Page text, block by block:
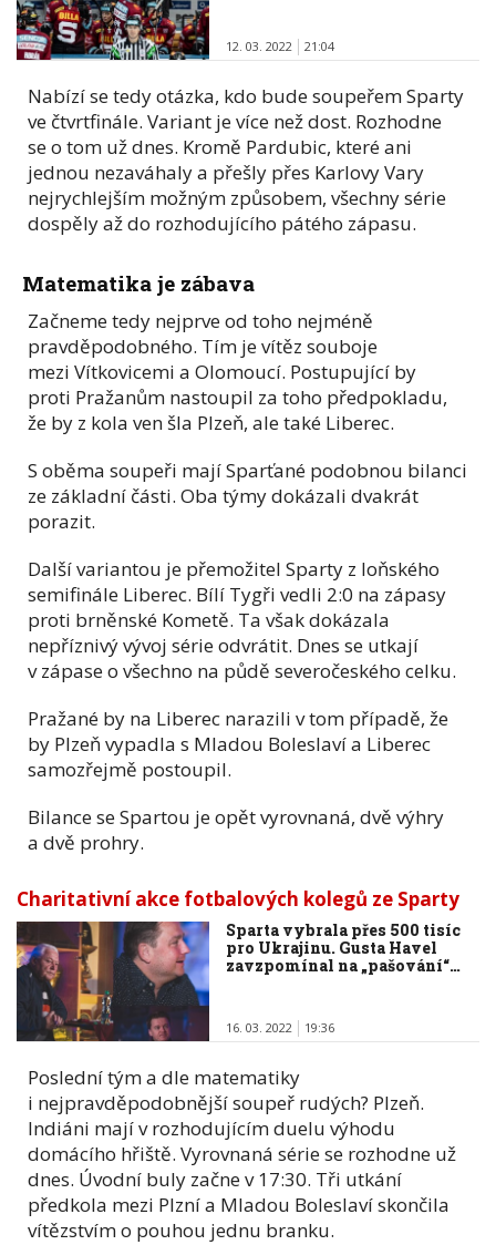
12. 03. 2022 21:04
Nabízí se tedy otázka, kdo bude soupeřem Sparty
ve čtvrtfinále. Variant je více než dost. Rozhodne
se o tom už dnes. Kromě Pardubic, které ani
jednou nezaváhaly a přešly přes Karlovy Vary
nejrychlejším možným způsobem, všechny série
dospěly až do rozhodujícího pátého zápasu.
Matematika je zábava
Začneme tedy nejprve od toho nejméně
pravděpodobného. Tím je vítěz souboje
mezi Vítkovicemi a Olomoucí. Postupující by
proti Pražanům nastoupil za toho předpokladu,
že by z kola ven šla Plzeň, ale také Liberec.
S oběma soupeři mají Sparťané podobnou bilanci
ze základní části. Oba týmy dokázali dvakrát
porazit.
Další variantou je přemožitel Sparty z loňského
semifinále Liberec. Bílí Tygři vedli 2:0 na zápasy
proti brněnské Kometě. Ta však dokázala
nepříznivý vývoj série odvrátit. Dnes se utkají
v zápase o všechno na půdě severočeského celku.
Pražané by na Liberec narazili v tom případě, že
by Plzeň vypadla s Mladou Boleslaví a Liberec
samozřejmě postoupil.
Bilance se Spartou je opět vyrovnaná, dvě výhry
a dvě prohry.
Charitativní akce fotbalových kolegů ze Sparty
Sparta vybrala přes 500 tisíc
pro Ukrajinu. Gusta Havel
zavzpomínal na „pašování“…
16. 03. 2022 19:36
Poslední tým a dle matematiky
i nejpravděpodobnější soupeř rudých? Plzeň.
Indiáni mají v rozhodujícím duelu výhodu
domácího hřiště. Vyrovnaná série se rozhodne už
dnes. Úvodní buly začne v 17:30. Tři utkání
předkola mezi Plzní a Mladou Boleslaví skončila
vítězstvím o pouhou jednu branku.